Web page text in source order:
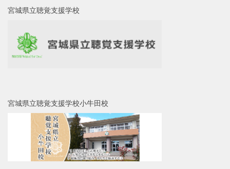
宮城県立聴覚支援学校
宮城県立聴覚支援学校小牛田校